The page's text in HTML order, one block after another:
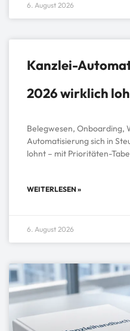
6. August 2026
Kanzlei-
2026 wirklich
Belegwesen, Onboarding,
Automatisierung sich in
lohnt – mit Prioritäten-
WEITERLESEN »
6. August 2026